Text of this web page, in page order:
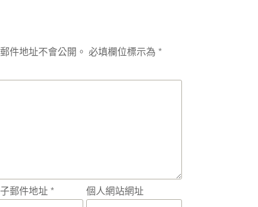
件地址不會公開。 必填欄位標示為 *
郵件地址 * 個人網站網址